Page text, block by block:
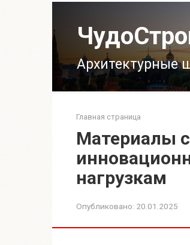
Главная страница
Материалы
нагрузкам
Опубликовано: 20.01.2025